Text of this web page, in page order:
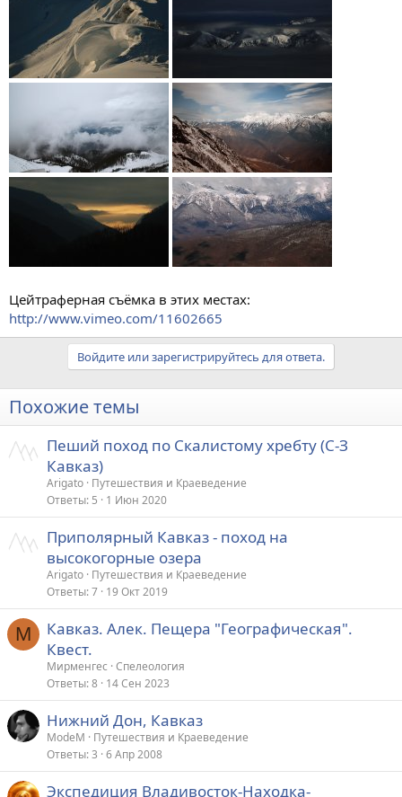
Цейтраферная съёмка в этих местах:
http://www.vimeo.com/11602665
Войдите или зарегистрируйтесь для ответа.
Похожие темы
Пеший поход по Скалистому хребту (С-З
Кавказ)
Arigato Путешествия и Краеведение
Ответы 5 1 Июн 2020
Приполярный Кавказ - поход на
высокогорные озера
Arigato Путешествия и Краеведение
Ответы 7 19 Окт 2019
М
Кавказ. Алек. Пещера "Географическая".
Квест.
Мирменгес Спелеология
Ответы 8 14 Сен 2023
Нижний Дон, Кавказ
ModeM
Путешествия и Краеведение
Ответы 3 6 Апр 2008
Экспедиция Владивосток-Находка-